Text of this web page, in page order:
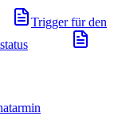
Trigger für den